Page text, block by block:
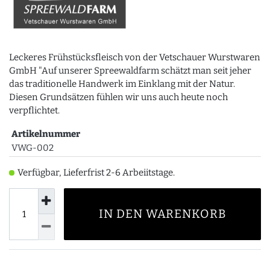
Leckeres Frühstücksfleisch von der Vetschauer Wurstwaren
GmbH "Auf unserer Spreewaldfarm schätzt man seit jeher
das traditionelle Handwerk im Einklang mit der Natur.
Diesen Grundsätzen fühlen wir uns auch heute noch
verpflichtet.
Artikelnummer
VWG-002
Verfügbar, Lieferfrist 2-6 Arbeiitstage.
IN DEN WARENKORB